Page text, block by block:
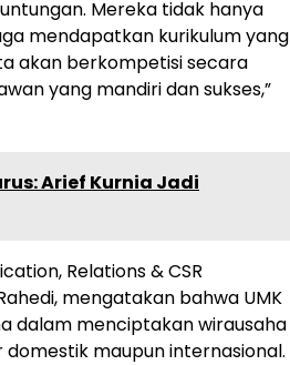
Mereka tidak hanya
mendapatkan kurikulum yang
akan berkompetisi secara
yang mandiri dan sukses,”
Arief Kurnia Jadi
Relations & CSR
mengatakan bahwa UMK
dalam menciptakan wirausaha
maupun internasional.